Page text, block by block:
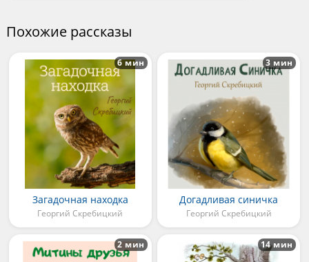
Похожие рассказы
Загадочная находка
Георгий Скребицкий
6 мин
Догадливая синичка
Георгий Скребицкий
3 мин
2 мин 14 мин